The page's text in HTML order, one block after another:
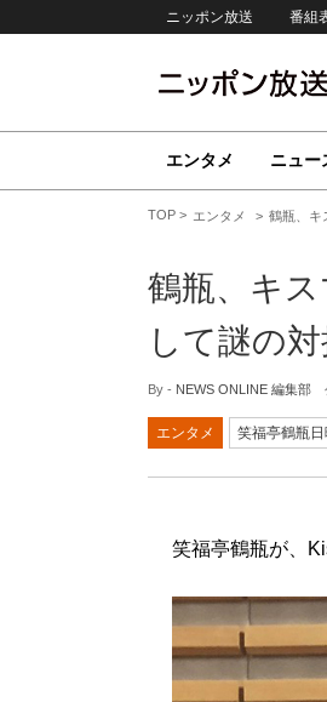
ニッポン放送 番組
エンタメ ニュー
TOP エンタメ 鶴瓶、キ
鶴瓶、キ
して謎の
By - NEWS ONLINE 編集部
エンタメ 笑福亭鶴瓶
笑福亭鶴瓶が、